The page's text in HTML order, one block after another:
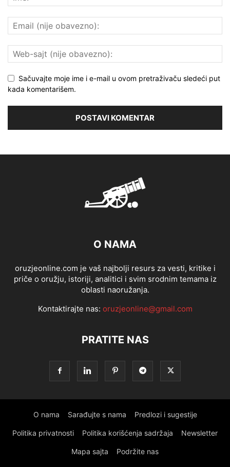
Sačuvajte moje ime i e-mail u ovom pretraživaču sledeći put
kada komentarišem.
O NAMA
oruzjeonline.com je vaš najbolji resurs za vesti, kritike i
priče o oružju, istoriji, analitici i svim srodnim temama iz
oblasti naoružanja.
Kontaktirajte nas: oruzjeonline@gmail.com
PRATITE NAS
O nama Sarađujte s nama Predlozi i sugestije
Politika privatnosti Politika korišćenja sadržaja Newsletter
Mapa sajta Podržite nas